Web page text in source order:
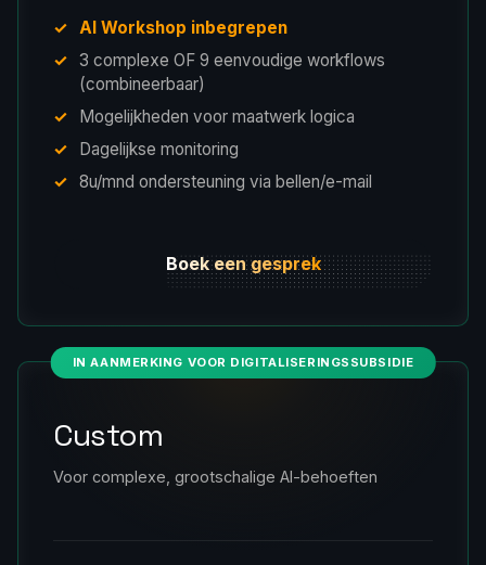
AI Workshop inbegrepen
3 complexe OF 9 eenvoudige workflows
(combineerbaar)
Mogelijkheden voor maatwerk logica
Dagelijkse monitoring
8u/mnd ondersteuning via bellen/e-mail
Boek een gesprek
IN AANMERKING VOOR DIGITALISERINGSSUBSIDIE
Custom
Voor complexe, grootschalige AI-behoeften